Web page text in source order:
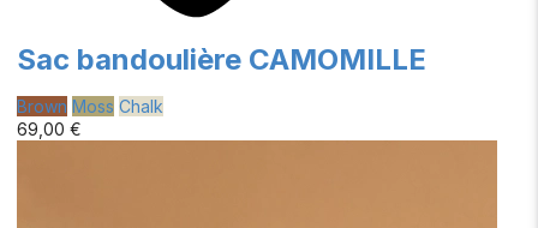
Sac bandoulière CAMOMILLE
Brown Moss Chalk
69,00 €